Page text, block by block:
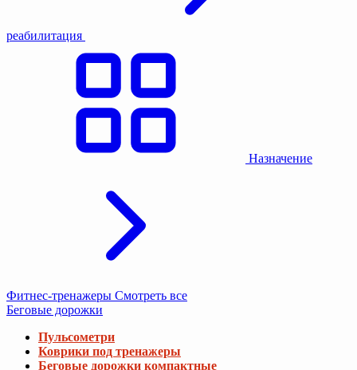
реабилитация
Назначение
Фитнес-тренажеры Смотреть все
Беговые дорожки
Пульсометри
Коврики под тренажеры
Беговые дорожки компактные